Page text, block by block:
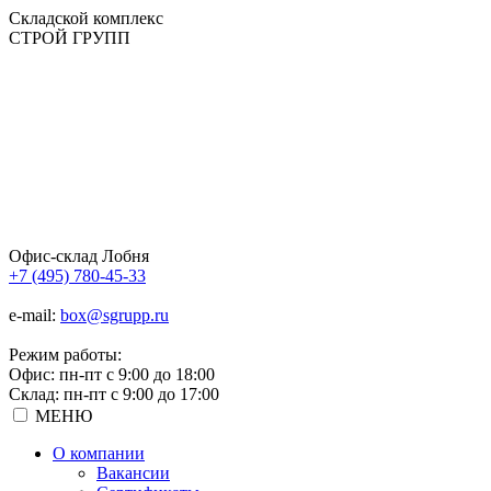
Складской комплекс
СТРОЙ ГРУПП
Офис-склад Лобня
+7 (495) 780-45-33
e-mail: box@sgrupp.ru
Режим работы:
Офис: пн-пт с 9:00 до 18:00
Склад: пн-пт с 9:00 до 17:00
МЕНЮ
О компании
Вакансии